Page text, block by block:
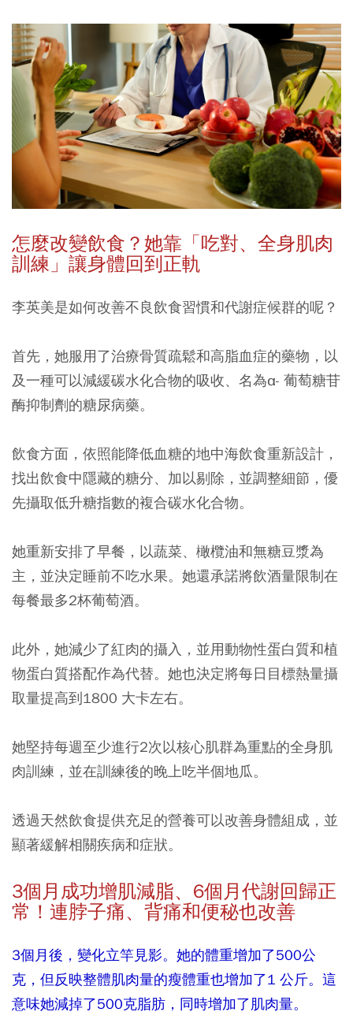
怎麼改變飲食？她靠「吃對、全身肌肉
訓練」讓身體回到正軌
李英美是如何改善不良飲食習慣和代謝症候群的呢？
首先，她服用了治療骨質疏鬆和高脂血症的藥物，以
及一種可以減緩碳水化合物的吸收、名為α- 葡萄糖苷
酶抑制劑的糖尿病藥。
飲食方面，依照能降低血糖的地中海飲食重新設計，
找出飲食中隱藏的糖分、加以剔除，並調整細節，優
先攝取低升糖指數的複合碳水化合物。
她重新安排了早餐，以蔬菜、橄欖油和無糖豆漿為
主，並決定睡前不吃水果。 她還承諾將飲酒量限制在
每餐最多2杯葡萄酒。
此外，她減少了紅肉的攝入，並用動物性蛋白質和植
物蛋白質搭配作為代替。她也決定將每日目標熱量攝
取量提高到1800 大卡左右。
她堅持每週至少進行2次以核心肌群為重點的全身肌
肉訓練，並在訓練後的晚上吃半個地瓜。
透過天然飲食提供充足的營養可以改善身體組成，並
顯著緩解相關疾病和症狀。
3個月成功增肌減脂、6個月代謝回歸正
常！連脖子痛、背痛和便秘也改善
3個月後，變化立竿見影。她的體重增加了500公
克，但反映整體肌肉量的瘦體重也增加了1 公斤。這
意味她減掉了500克脂肪，同時增加了肌肉量。